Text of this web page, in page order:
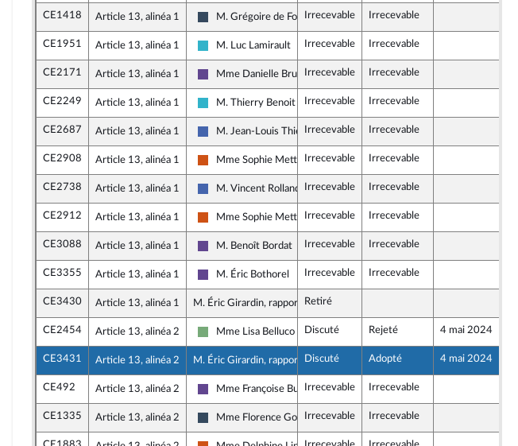
CE1418 Article 13, alinéa 1
Rassemblement National
M. Grégoire de FournasIrrecevable Irrecevable
CE1951 Article 13, alinéa 1
Horizons et apparentés
M. Luc Lamirault Irrecevable Irrecevable
CE2171 Article 13, alinéa 1
Renaissance
Mme Danielle BruleboisIrrecevable Irrecevable
CE2249 Article 13, alinéa 1
Horizons et apparentés
M. Thierry Benoit Irrecevable Irrecevable
CE2687 Article 13, alinéa 1
Les Républicains
M. Jean-Louis ThiériotIrrecevable Irrecevable
CE2908 Article 13, alinéa 1
Démocrate (MoDem et Indépendants)
Mme Sophie Mette Irrecevable Irrecevable
CE2738 Article 13, alinéa 1
Les Républicains
M. Vincent Rolland Irrecevable Irrecevable
CE2912 Article 13, alinéa 1
Démocrate (MoDem et Indépendants)
Mme Sophie Mette Irrecevable Irrecevable
CE3088 Article 13, alinéa 1
Renaissance
M. Benoît Bordat Irrecevable Irrecevable
CE3355 Article 13, alinéa 1
Renaissance
M. Éric Bothorel Irrecevable Irrecevable
CE3430 Article 13, alinéa 1 M. Éric Girardin, rapporteurRetiré
CE2454 Article 13, alinéa 2
Écologiste - NUPES
Mme Lisa Belluco Discuté Rejeté 4 mai 2024
CE3431 Article 13, alinéa 2 M. Éric Girardin, rapporteurDiscuté Adopté 4 mai 2024
CE492 Article 13, alinéa 2
Renaissance
Mme Françoise BuffetIrrecevable Irrecevable
CE1335 Article 13, alinéa 2
Rassemblement National
Mme Florence GouletIrrecevable Irrecevable